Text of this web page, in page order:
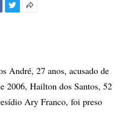
André, 27 anos, acusado de
2006, Hailton dos Santos, 52
Ary Franco, foi preso